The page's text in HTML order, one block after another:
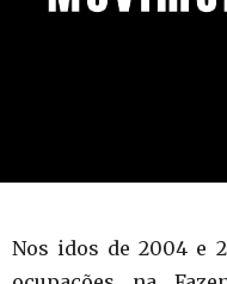
Nos idos de 2004 e